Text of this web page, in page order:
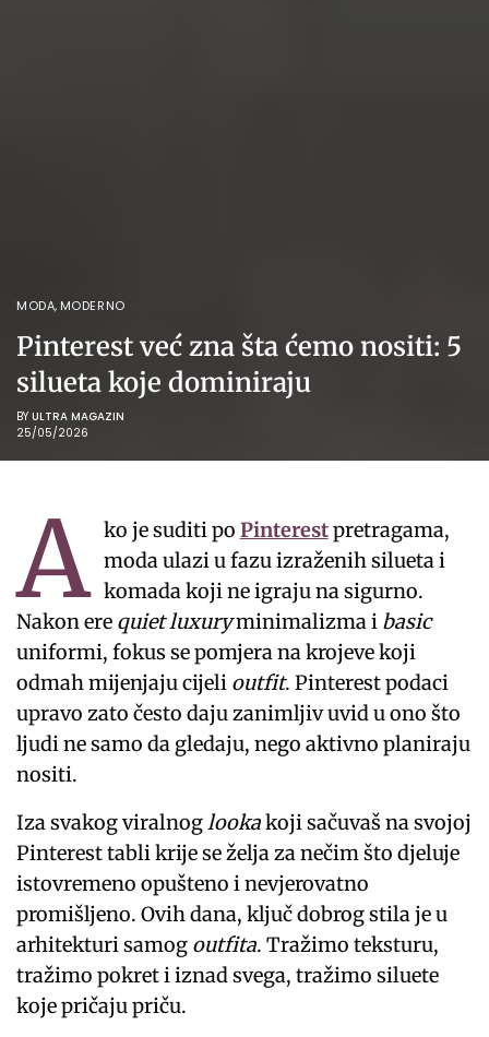
MODA, MODERNO
Pinterest već zna šta ćemo nositi: 5
silueta koje dominiraju
BY ULTRA MAGAZIN
25/05/2026
A ko je suditi po Pinterestpretragama,
moda ulazi u fazu izraženih silueta i
komada koji ne igraju na sigurno.
Nakon ere quiet luxuryminimalizma i basic
uniformi, fokus se pomjera na krojeve koji
odmah mijenjaju cijeli outfit. Pinterest podaci
upravo zato često daju zanimljiv uvid u ono što
ljudi ne samo da gledaju, nego aktivno planiraju
nositi.
Iza svakog viralnoglookakoji sačuvaš na svojoj
Pinterest tabli krije se želja za nečim što djeluje
istovremeno opušteno i nevjerovatno
promišljeno. Ovih dana, ključ dobrog stila je u
arhitekturi samog outfita. Tražimo teksturu,
tražimo pokret i iznad svega, tražimo siluete
koje pričaju priču.